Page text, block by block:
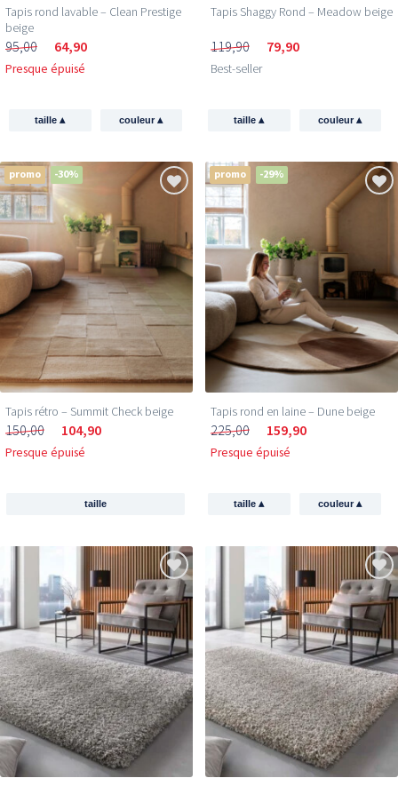
Tapis rond lavable – Clean Prestige
beige
95,00 64,90
Presque épuisé
taille▴ couleur▴
Tapis Shaggy Rond – Meadow beige
119,90 79,90
Best-seller
taille▴ couleur▴
promo -30%
Tapis rétro – Summit Check beige
150,00 104,90
Presque épuisé
taille
promo -29%
Tapis rond en laine – Dune beige
225,00 159,90
Presque épuisé
taille▴ couleur▴